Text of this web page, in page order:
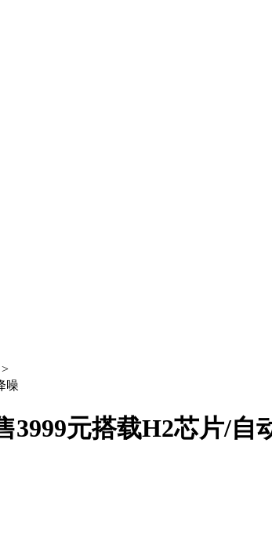
>
噪
3999元搭载H2芯片/自